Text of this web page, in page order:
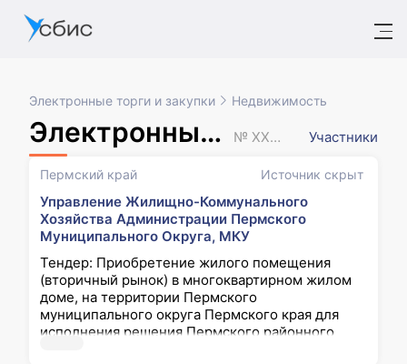
Электронные торги и закупки Недвижимость
Электронный аукцион № XXXXXXX Участники
Пермский край Источник скрыт
Управление Жилищно-Коммунального
Хозяйства Администрации Пермского
Муниципального Округа, МКУ
Тендер: Приобретение жилого помещения
(вторичный рынок) в многоквартирном жилом
доме, на территории Пермского
муниципального округа Пермского края для
исполнения решения Пермского районного